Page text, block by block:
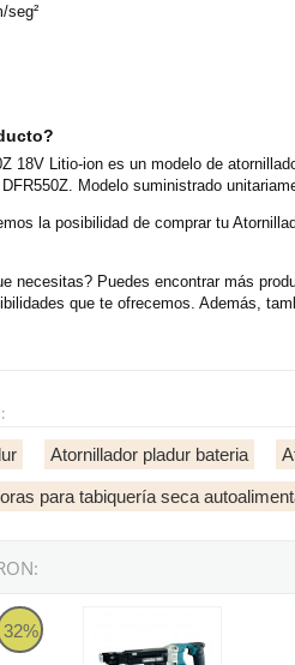
seg²
18V Litio-ion es un modelo de
Modelo suministrado
la posibilidad de comprar tu
necesitas? Puedes encontrar más
que te ofrecemos. Además,
Atornillador pladur bateria
para tabiquería seca
32%
Makita DFR551Z - Atornillador